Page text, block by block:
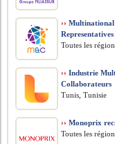
›› Multinational
Toutes les
›› Industrie
Collaborateurs
Tunis, Tunisie
›› Monoprix
Toutes les